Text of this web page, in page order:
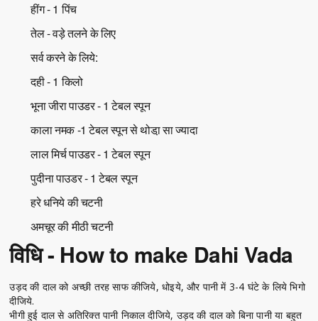
हींग - 1 पिंच
तेल - वड़े तलने के लिए
सर्व करने के लिये:
दही - 1 किलो
भूना जीरा पाउडर - 1 टेबल स्पून
काला नमक -1 टेबल स्पून से थोडा़ सा ज्यादा
लाल मिर्च पाउडर - 1 टेबल स्पून
पुदीना पाउडर - 1 टेबल स्पून
हरे धनिये की चटनी
अमचूर की मीठी चटनी
विधि - How to make Dahi Vada
उड़द की दाल को अच्छी तरह साफ कीजिये, धोइये, और पानी में 3-4 घंटे के लिये भिगो
दीजिये.
भीगी हुई दाल से अतिरिक्त पानी निकाल दीजिये, उड़द की दाल को बिना पानी या बहुत